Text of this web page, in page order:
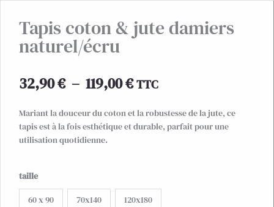
Tapis coton & jute damiers
naturel/écru
32,90€ – 119,00€Plage
prix :
32,90 €
TTC
Mariant la douceur du coton et la robustesse de la jute, ce
tapis est à la fois esthétique et durable, parfait pour une
utilisation quotidienne.
taille
60 x 90
70x140 120x180
quantité
de
Tapis